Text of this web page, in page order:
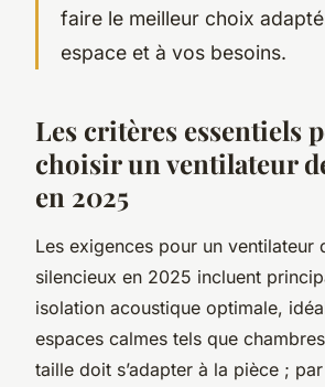
faire le meilleur choix
espace et à vos besoins.
Les critères essentiels
choisir un ventilateur
en 2025
Les exigences pour un ventilateur
silencieux en 2025 incluent
isolation acoustique optimale,
espaces calmes tels que
taille doit s’adapter à la pièce ;